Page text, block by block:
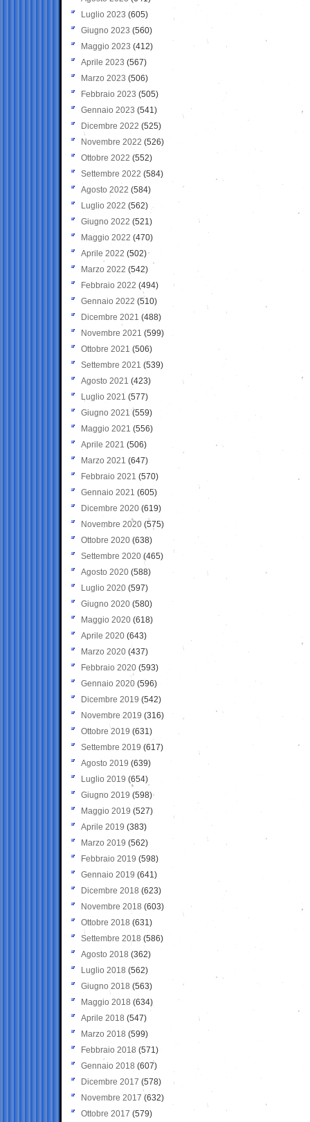
Luglio 2023 (605)
Giugno 2023 (560)
Maggio 2023 (412)
Aprile 2023 (567)
Marzo 2023 (506)
Febbraio 2023 (505)
Gennaio 2023 (541)
Dicembre 2022 (525)
Novembre 2022 (526)
Ottobre 2022 (552)
Settembre 2022 (584)
Agosto 2022 (584)
Luglio 2022 (562)
Giugno 2022 (521)
Maggio 2022 (470)
Aprile 2022 (502)
Marzo 2022 (542)
Febbraio 2022 (494)
Gennaio 2022 (510)
Dicembre 2021 (488)
Novembre 2021 (599)
Ottobre 2021 (506)
Settembre 2021 (539)
Agosto 2021 (423)
Luglio 2021 (577)
Giugno 2021(559)
Maggio 2021 (556)
Aprile 2021 (506)
Marzo 2021 (647)
Febbraio 2021 (570)
Gennaio 2021 (605)
Dicembre 2020 (619)
Novembre 2020 (575)
Ottobre 2020 (638)
Settembre 2020(465)
Agosto 2020 (588)
Luglio 2020 (597)
Giugno 2020 (580)
Maggio 2020 (618)
Aprile 2020 (643)
Marzo 2020 (437)
Febbraio 2020 (593)
Gennaio 2020 (596)
Dicembre 2019 (542)
Novembre 2019 (316)
Ottobre 2019 (631)
Settembre 2019 (617)
Agosto 2019 (639)
Luglio 2019 (654)
Giugno 2019 (598)
Maggio 2019 (527)
Aprile 2019 (383)
Marzo 2019 (562)
Febbraio 2019 (598)
Gennaio 2019 (641)
Dicembre 2018 (623)
Novembre 2018 (603)
Ottobre 2018 (631)
Settembre 2018 (586)
Agosto 2018 (362)
Luglio 2018 (562)
Giugno 2018 (563)
Maggio 2018 (634)
Aprile 2018 (547)
Marzo 2018 (599)
Febbraio 2018 (571)
Gennaio 2018 (607)
Dicembre 2017 (578)
Novembre 2017 (632)
Ottobre 2017 (579)